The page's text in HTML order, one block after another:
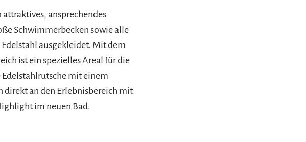
ansprechendes
Schwimmerbecken sowie alle
ausgekleidet. Mit dem
ist ein spezielles Areal für die
Edelstahlrutsche mit einem
direkt an den Erlebnisbereich mit
im neuen Bad.